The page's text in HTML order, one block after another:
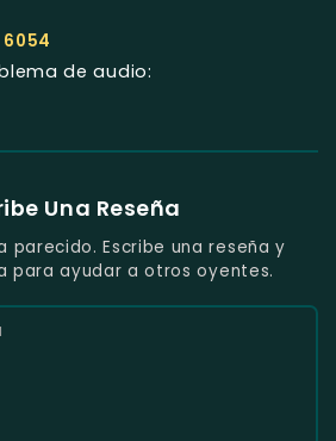
de audio:
Una Reseña
parecido. Escribe una reseña y
para ayudar a otros oyentes.